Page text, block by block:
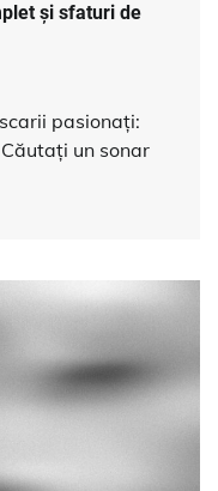
și sfaturi de
pasionați:
un sonar